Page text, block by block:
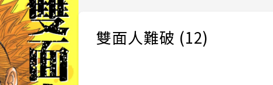
雙面人難破 (12)